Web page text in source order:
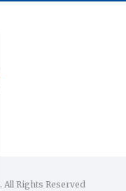
All Rights Reserved